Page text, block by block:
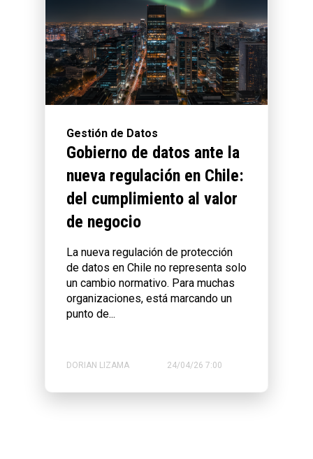
Gestión de Datos
Gobierno de datos ante la
nueva regulación en Chile:
del cumplimiento al valor
de negocio
La nueva regulación de protección
de datos en Chile no representa solo
un cambio normativo. Para muchas
organizaciones, está marcando un
punto de...
DORIAN LIZAMA 24/04/26 7:00